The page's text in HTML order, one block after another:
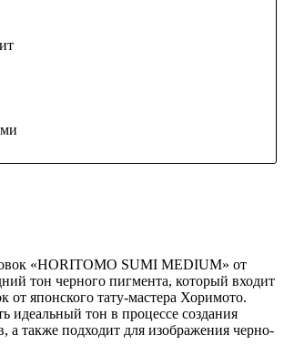
«HORITOMO SUMI MEDIUM» от
тон черного пигмента, который входит
от японского тату-мастера Хоримото.
идеальный тон в процессе создания
а также подходит для изображения черно-